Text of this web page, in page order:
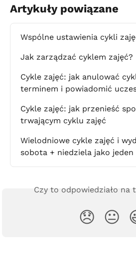
Artykuły powiązane
Wspólne ustawienia cykli
Jak zarządzać cyklem zajęć?
Cykle zajęć: jak anulować
terminem i powiadomić
Cykle zajęć: jak przenieść
trwającym cyklu zajęć
Wielodniowe cykle zajęć i
sobota + niedziela jako jeden
Czy to odpowiedziało na
😞 😐